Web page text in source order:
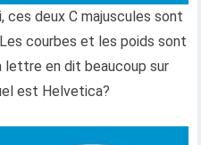
ces deux C majuscules sont
courbes et les poids sont
lettre en dit beaucoup sur
est Helvetica?